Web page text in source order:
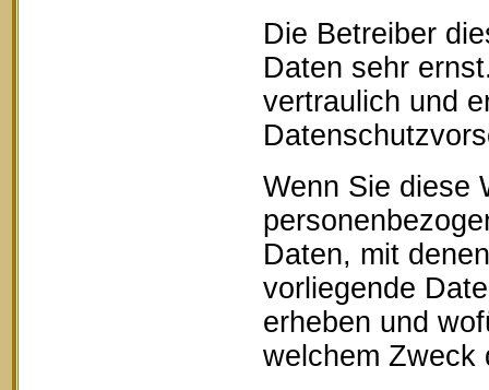
Die Betreiber
Daten sehr
vertraulich und
Wenn Sie diese
Daten, mit
vorliegende
erheben und
welchem Zweck